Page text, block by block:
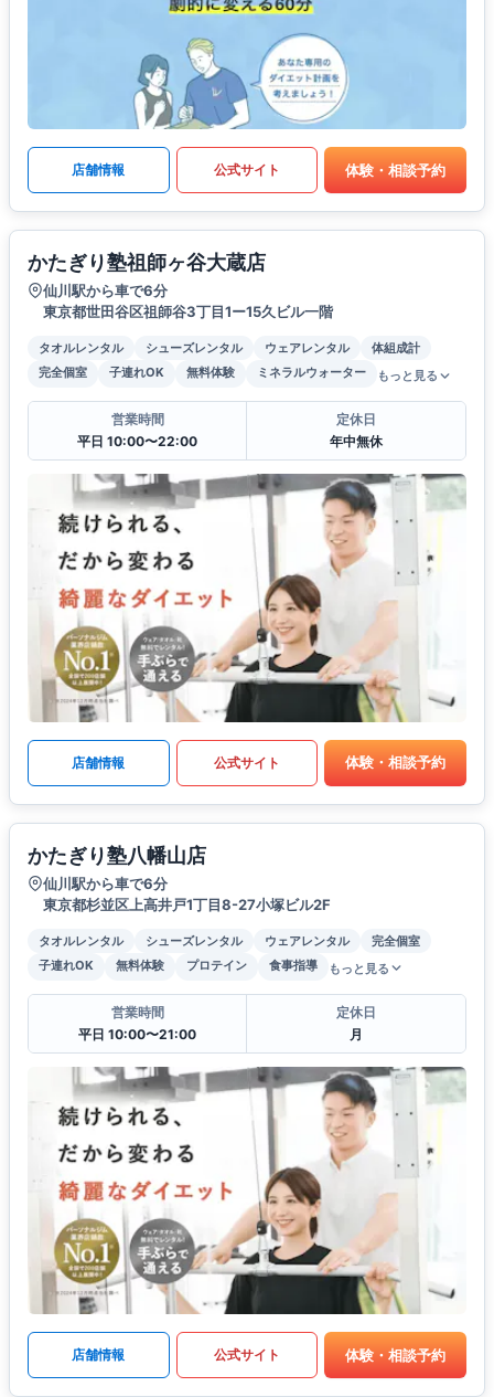
店舗情報 公式サイト 体験・相談予約
かたぎり塾祖師ヶ谷大蔵店
仙川駅から車で6分
東京都世田谷区祖師谷3丁目1ー15久ビル一階
タオルレンタル シューズレンタル ウェアレンタル
体組成計
完全個室
子連れOK 無料体験 ミネラルウォーター もっと見る
営業時間
平日 10:00〜22:00
定休日
年中無休
店舗情報 公式サイト 体験・相談予約
かたぎり塾八幡山店
仙川駅から車で6分
東京都杉並区上高井戸1丁目8-27小塚ビル2F
タオルレンタル シューズレンタル ウェアレンタル
完全個室
子連れOK
無料体験 プロテイン 食事指導 もっと見る
営業時間
平日 10:00〜21:00
定休日
月
店舗情報 公式サイト 体験・相談予約